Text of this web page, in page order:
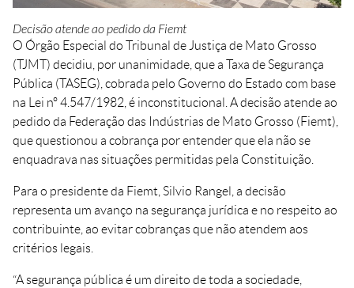
Balanços Financeiros
Downloads
Decisão atende ao pedido da Fiemt
O Órgão Especial do Tribunal de Justiça de Mato Grosso
(TJMT) decidiu, por unanimidade, que a Taxa de Segurança
Pública (TASEG), cobrada pelo Governo do Estado com base
na Lei nº 4.547/1982, é inconstitucional. A decisão atende ao
pedido da Federação das Indústrias de Mato Grosso (Fiemt),
que questionou a cobrança por entender que ela não se
enquadrava nas situações permitidas pela Constituição.
Para o presidente da Fiemt, Silvio Rangel, a decisão
representa um avanço na segurança jurídica e no respeito ao
contribuinte, ao evitar cobranças que não atendem aos
critérios legais.
“A segurança pública é um direito de toda a sociedade,